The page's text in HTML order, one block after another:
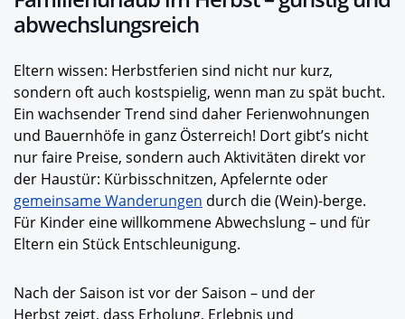
abwechslungsreich
Eltern wissen: Herbstferien sind nicht nur kurz,
sondern oft auch kostspielig, wenn man zu spät bucht.
Ein wachsender Trend sind daher Ferienwohnungen
und Bauernhöfe in ganz Österreich! Dort gibt’s nicht
nur faire Preise, sondern auch Aktivitäten direkt vor
der Haustür: Kürbisschnitzen, Apfelernte oder
gemeinsame Wanderungen durch die (Wein)-berge.
Für Kinder eine willkommene Abwechslung – und für
Eltern ein Stück Entschleunigung.
Nach der Saison ist vor der Saison – und der
Herbst zeigt, dass Erholung, Erlebnis und